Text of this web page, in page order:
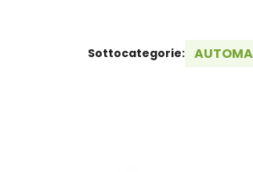
Sottocategorie: